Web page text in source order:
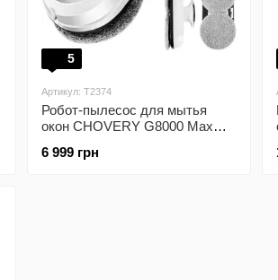
5
Артикул: T2374
Робот-пылесос для мытья
окон CHOVERY G8000 Max
6 999 грн